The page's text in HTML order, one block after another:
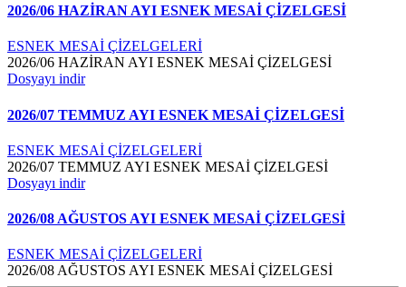
2026/06 HAZİRAN AYI ESNEK MESAİ ÇİZELGESİ
ESNEK MESAİ ÇİZELGELERİ
2026/06 HAZİRAN AYI ESNEK MESAİ ÇİZELGESİ
Dosyayı indir
2026/07 TEMMUZ AYI ESNEK MESAİ ÇİZELGESİ
ESNEK MESAİ ÇİZELGELERİ
2026/07 TEMMUZ AYI ESNEK MESAİ ÇİZELGESİ
Dosyayı indir
2026/08 AĞUSTOS AYI ESNEK MESAİ ÇİZELGESİ
ESNEK MESAİ ÇİZELGELERİ
2026/08 AĞUSTOS AYI ESNEK MESAİ ÇİZELGESİ